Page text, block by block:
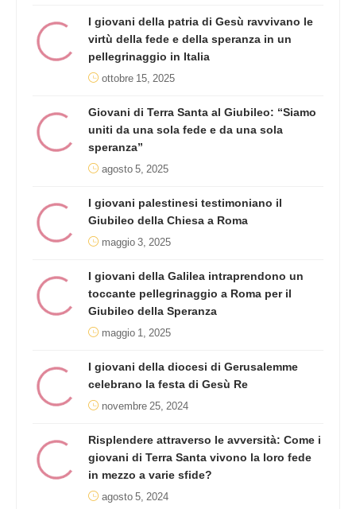
I giovani della patria di Gesù ravvivano le
virtù della fede e della speranza in un
pellegrinaggio in Italia
ottobre 15, 2025
Giovani di Terra Santa al Giubileo: “Siamo
uniti da una sola fede e da una sola
speranza”
agosto 5, 2025
I giovani palestinesi testimoniano il
Giubileo della Chiesa a Roma
maggio 3, 2025
I giovani della Galilea intraprendono un
toccante pellegrinaggio a Roma per il
Giubileo della Speranza
maggio 1, 2025
I giovani della diocesi di Gerusalemme
celebrano la festa di Gesù Re
novembre 25, 2024
Risplendere attraverso le avversità: Come i
giovani di Terra Santa vivono la loro fede
in mezzo a varie sfide?
agosto 5, 2024